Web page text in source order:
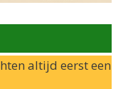
altijd eerst een